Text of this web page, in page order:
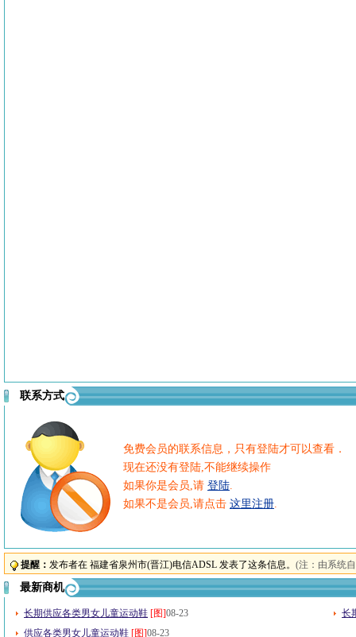
联系方式
免费会员的联系信息，只有登陆才可以查看．
现在还没有登陆,不能继续操作
如果你是会员,请 登陆.
如果不是会员,请点击 这里注册.
提醒： 发布者在 福建省泉州市(晋江)电信ADSL 发表了这条信息。 (注：由系统
最新商机
长期供应各类男女儿童运动鞋 [图]08-23
长
供应各类男女儿童运动鞋 [图]08-23